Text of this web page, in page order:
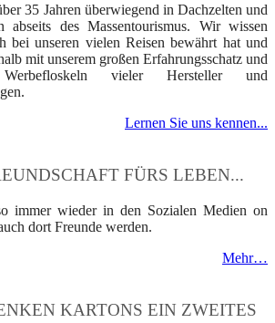
35 Jahren überwiegend in Dachzelten und
abseits des Massentourismus. Wir wissen
bei unseren vielen Reisen bewährt hat und
mit unserem großen Erfahrungsschatz und
vieler Hersteller und
Lernen Sie uns kennen...
FÜRS LEBEN...
immer wieder in den Sozialen Medien on
dort Freunde werden.
Mehr…
KARTONS EIN ZWEITES